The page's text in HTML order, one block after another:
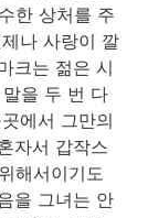
한 상처를 주
나 사랑이 깔
크는 젊은 시
을 두 번 다
에서 그만의
자서 갑작스
해서이기도
을 그녀는 안